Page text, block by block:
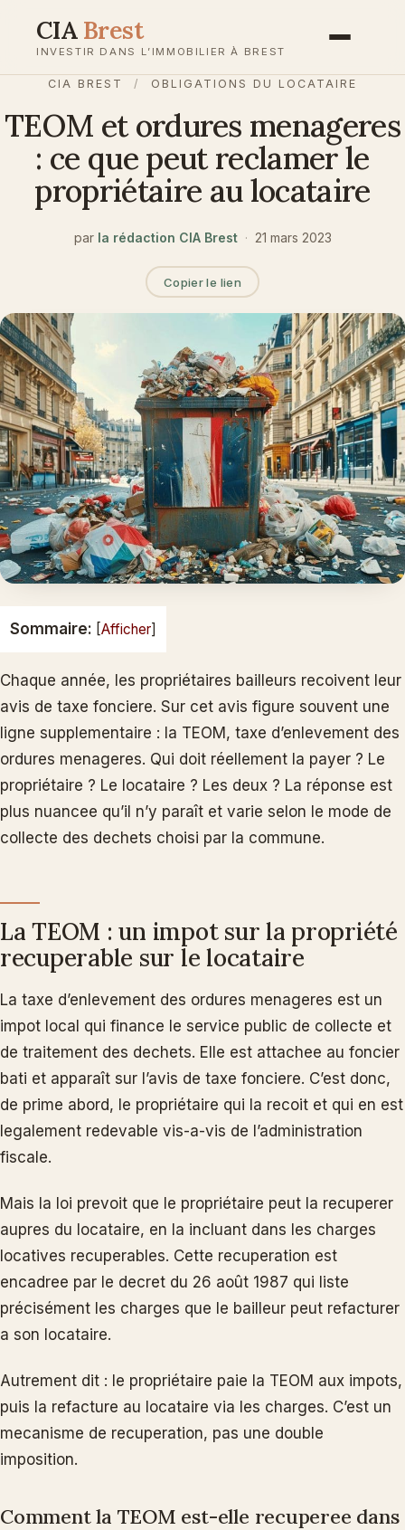
CIA Brest
INVESTIR DANS L’IMMOBILIER À BREST
CIA BREST / OBLIGATIONS DU LOCATAIRE
TEOM et ordures menageres
: ce que peut reclamer le
propriétaire au locataire
par la rédaction CIA Brest · 21 mars 2023
Copier le lien
Sommaire: [Afficher]
Chaque année, les propriétaires bailleurs recoivent leur
avis de taxe fonciere. Sur cet avis figure souvent une
ligne supplementaire : la TEOM, taxe d’enlevement des
ordures menageres. Qui doit réellement la payer ? Le
propriétaire ? Le locataire ? Les deux ? La réponse est
plus nuancee qu’il n’y paraît et varie selon le mode de
collecte des dechets choisi par la commune.
La TEOM : un impot sur la propriété
recuperable sur le locataire
La taxe d’enlevement des ordures menageres est un
impot local qui finance le service public de collecte et
de traitement des dechets. Elle est attachee au foncier
bati et apparaît sur l’avis de taxe fonciere. C’est donc,
de prime abord, le propriétaire qui la recoit et qui en est
legalement redevable vis-a-vis de l’administration
fiscale.
Mais la loi prevoit que le propriétaire peut la recuperer
aupres du locataire, en la incluant dans les charges
locatives recuperables. Cette recuperation est
encadree par le decret du 26 août 1987 qui liste
précisément les charges que le bailleur peut refacturer
a son locataire.
Autrement dit : le propriétaire paie la TEOM aux impots,
puis la refacture au locataire via les charges. C’est un
mecanisme de recuperation, pas une double
imposition.
Comment la TEOM est-elle recuperee dans